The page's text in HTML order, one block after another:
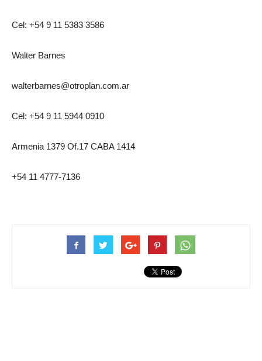
Cel: +54 9 11 5383 3586
Walter Barnes
walterbarnes@otroplan.com.ar
Cel: +54 9 11 5944 0910
Armenia 1379 Of.17 CABA 1414
+54 11 4777-7136